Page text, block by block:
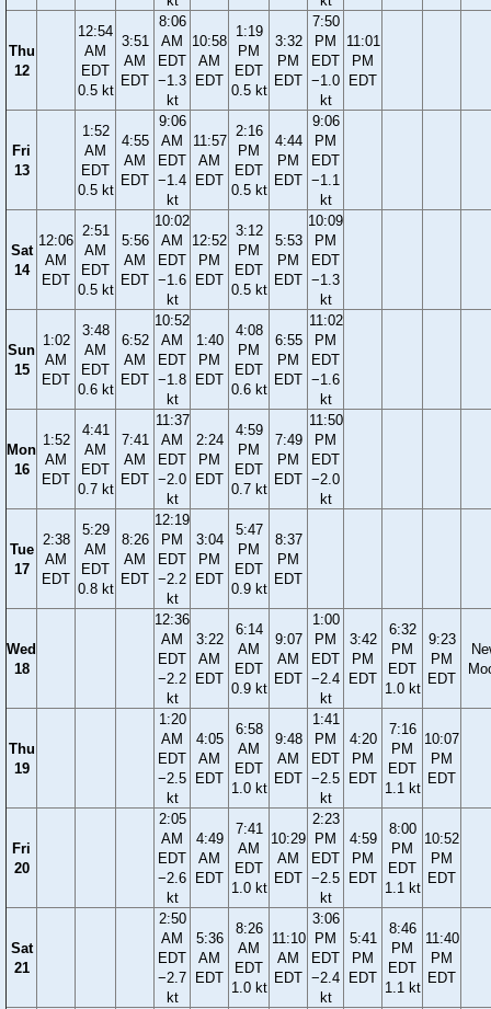
Thu
12
12:54
AM
EDT
0.5 kt
3:51
AM
EDT
8:06
AM
EDT
−1.3
kt
10:58
AM
EDT
1:19
PM
EDT
0.5 kt
3:32
PM
EDT
7:50
PM
EDT
−1.0
kt
11:01
PM
EDT
Fri
13
1:52
AM
EDT
0.5 kt
4:55
AM
EDT
9:06
AM
EDT
−1.4
kt
11:57
AM
EDT
2:16
PM
EDT
0.5 kt
4:44
PM
EDT
9:06
PM
EDT
−1.1
kt
Sat
14
12:06
AM
EDT
2:51
AM
EDT
0.5 kt
5:56
AM
EDT
10:02
AM
EDT
−1.6
kt
12:52
PM
EDT
3:12
PM
EDT
0.5 kt
5:53
PM
EDT
10:09
PM
EDT
−1.3
kt
Sun
15
1:02
AM
EDT
3:48
AM
EDT
0.6 kt
6:52
AM
EDT
10:52
AM
EDT
−1.8
kt
1:40
PM
EDT
4:08
PM
EDT
0.6 kt
6:55
PM
EDT
11:02
PM
EDT
−1.6
kt
Mon
16
1:52
AM
EDT
4:41
AM
EDT
0.7 kt
7:41
AM
EDT
11:37
AM
EDT
−2.0
kt
2:24
PM
EDT
4:59
PM
EDT
0.7 kt
7:49
PM
EDT
11:50
PM
EDT
−2.0
kt
Tue
17
2:38
AM
EDT
5:29
AM
EDT
0.8 kt
8:26
AM
EDT
12:19
PM
EDT
−2.2
kt
3:04
PM
EDT
5:47
PM
EDT
0.9 kt
8:37
PM
EDT
Wed
18
12:36
AM
EDT
−2.2
kt
3:22
AM
EDT
6:14
AM
EDT
0.9 kt
9:07
AM
EDT
1:00
PM
EDT
−2.4
kt
3:42
PM
EDT
6:32
PM
EDT
1.0 kt
9:23
PM
EDT
Thu
19
1:20
AM
EDT
−2.5
kt
4:05
AM
EDT
6:58
AM
EDT
1.0 kt
9:48
AM
EDT
1:41
PM
EDT
−2.5
kt
4:20
PM
EDT
7:16
PM
EDT
1.1 kt
10:07
PM
EDT
Fri
20
2:05
AM
EDT
−2.6
kt
4:49
AM
EDT
7:41
AM
EDT
1.0 kt
10:29
AM
EDT
2:23
PM
EDT
−2.5
kt
4:59
PM
EDT
8:00
PM
EDT
1.1 kt
10:52
PM
EDT
Sat
21
2:50
AM
EDT
−2.7
kt
5:36
AM
EDT
8:26
AM
EDT
1.0 kt
11:10
AM
EDT
3:06
PM
EDT
−2.4
kt
5:41
PM
EDT
8:46
PM
EDT
1.1 kt
11:40
PM
EDT